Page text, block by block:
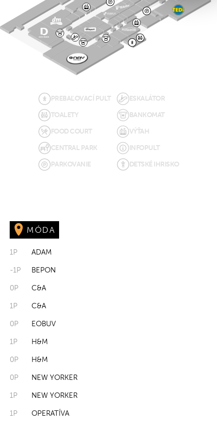
PREBAĽOVACÍ PULT
TOALETY
FOOD COURT
CENTRAL PARK
PARKOVANIE
ESKALÁTOR
BANKOMAT
VÝŤAH
INFOPULT
DETSKÉ IHRISKO
MÓDA
1P ADAM
-1P BEPON
0P C&A
1P C&A
0P EOBUV
1P H&M
0P H&M
0P NEW YORKER
1P NEW YORKER
1P OPERATÍVA